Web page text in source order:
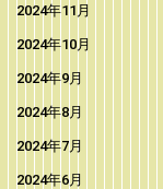
2024年11月
2024年10月
2024年9月
2024年8月
2024年7月
2024年6月